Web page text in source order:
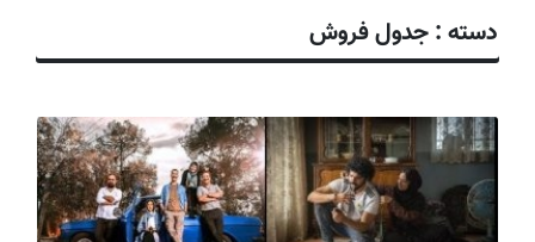
آ
ف
س
ا
ی
ر
دسته :جدول فروش